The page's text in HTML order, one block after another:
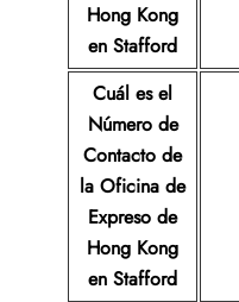
Hong Kong
en Stafford
Cuál es el
Número de
Contacto de
la Oficina de
Expreso de
Hong Kong
en Stafford